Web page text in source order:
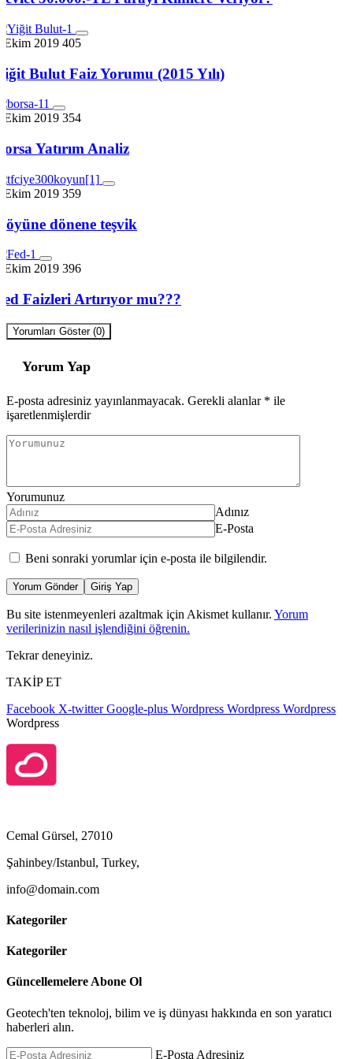
Ekim 2019 405
Bulut Faiz Yorumu (2015 Yılı)
Ekim 2019 354
Yatırım Analiz
Ekim 2019 359
dönene teşvik
Ekim 2019 396
Faizleri Artırıyor mu???
Yorumları Göster (0)
Yorum Yap
E-posta adresiniz yayınlanmayacak. Gerekli alanlar * ile
işaretlenmişlerdir
Yorumunuz
Adınız
E-Posta
Beni sonraki yorumlar için e-posta ile bilgilendir.
Yorum Gönder Giriş Yap
Bu site istenmeyenleri azaltmak için Akismet kullanır. Yorum
verilerinizin nasıl işlendiğini öğrenin.
Tekrar deneyiniz.
TAKİP ET
Facebook X-twitter Google-plus Wordpress Wordpress Wordpress
Wordpress
Cemal Gürsel, 27010
Şahinbey/Istanbul, Turkey,
info@domain.com
Kategoriler
Kategoriler
Güncellemelere Abone Ol
Geotech'ten teknoloj, bilim ve iş dünyası hakkında en son yaratıcı
haberleri alın.
E-Posta Adresiniz